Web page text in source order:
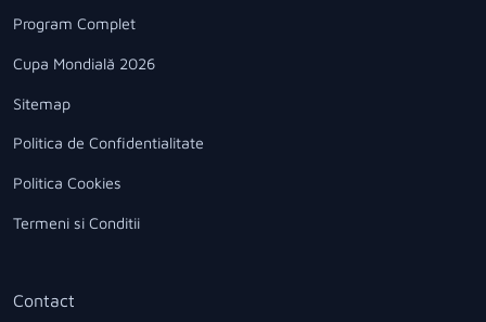
Program Complet
Cupa Mondială 2026
Sitemap
Politica de Confidentialitate
Politica Cookies
Termeni si Conditii
Contact